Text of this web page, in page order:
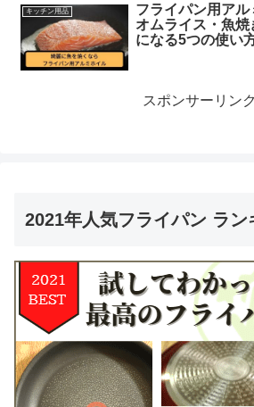
キッチン用品
フライパン用アル
オムライス・魚
になる5つの使い
スポンサーリンク
2021年人気フライパン ラン